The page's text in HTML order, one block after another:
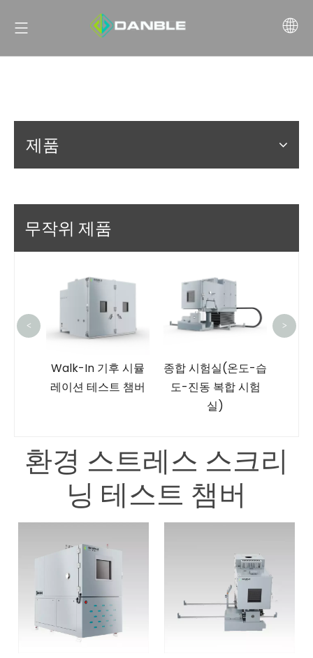
제품
무작위 제품
Walk-In 기후 시뮬
레이션 테스트 챔버
종합 시험실(온도-습
도-진동 복합 시험
실)
< >
환경 스트레스 스크리
닝 테스트 챔버